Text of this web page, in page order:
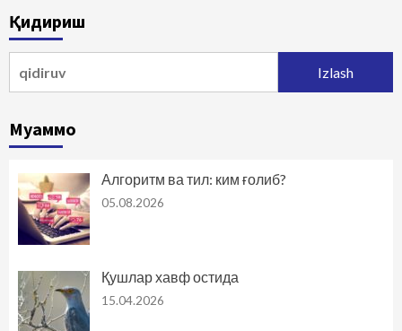
Қидириш
Муаммо
Алгоритм ва тил: ким ғолиб?
05.08.2026
Қушлар хавф остида
15.04.2026